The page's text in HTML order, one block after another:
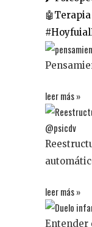
leer más »
leer más »
Entender